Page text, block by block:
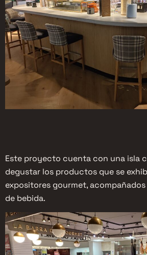
Este proyecto cuenta con una isla
degustar los productos que se
expositores gourmet,
de bebida.